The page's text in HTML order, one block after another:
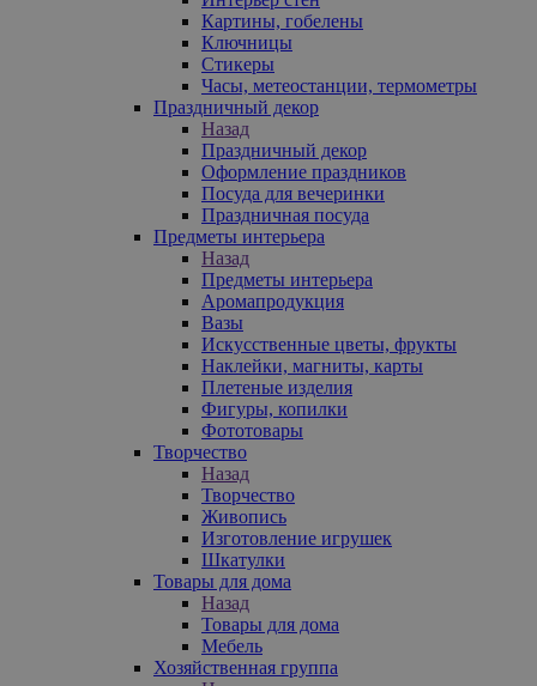
Картины, гобелены
Ключницы
Стикеры
Часы, метеостанции, термометры
Праздничный декор
Назад
Праздничный декор
Оформление праздников
Посуда для вечеринки
Праздничная посуда
Предметы интерьера
Назад
Предметы интерьера
Аромапродукция
Вазы
Искусственные цветы, фрукты
Наклейки, магниты, карты
Плетеные изделия
Фигуры, копилки
Фототовары
Творчество
Назад
Творчество
Живопись
Изготовление игрушек
Шкатулки
Товары для дома
Назад
Товары для дома
Мебель
Хозяйственная группа